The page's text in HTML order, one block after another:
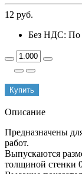
12 руб.
Без НДС: По
Купить
Описание
Предназначены
работ.
Выпускаются
толщиной стенки